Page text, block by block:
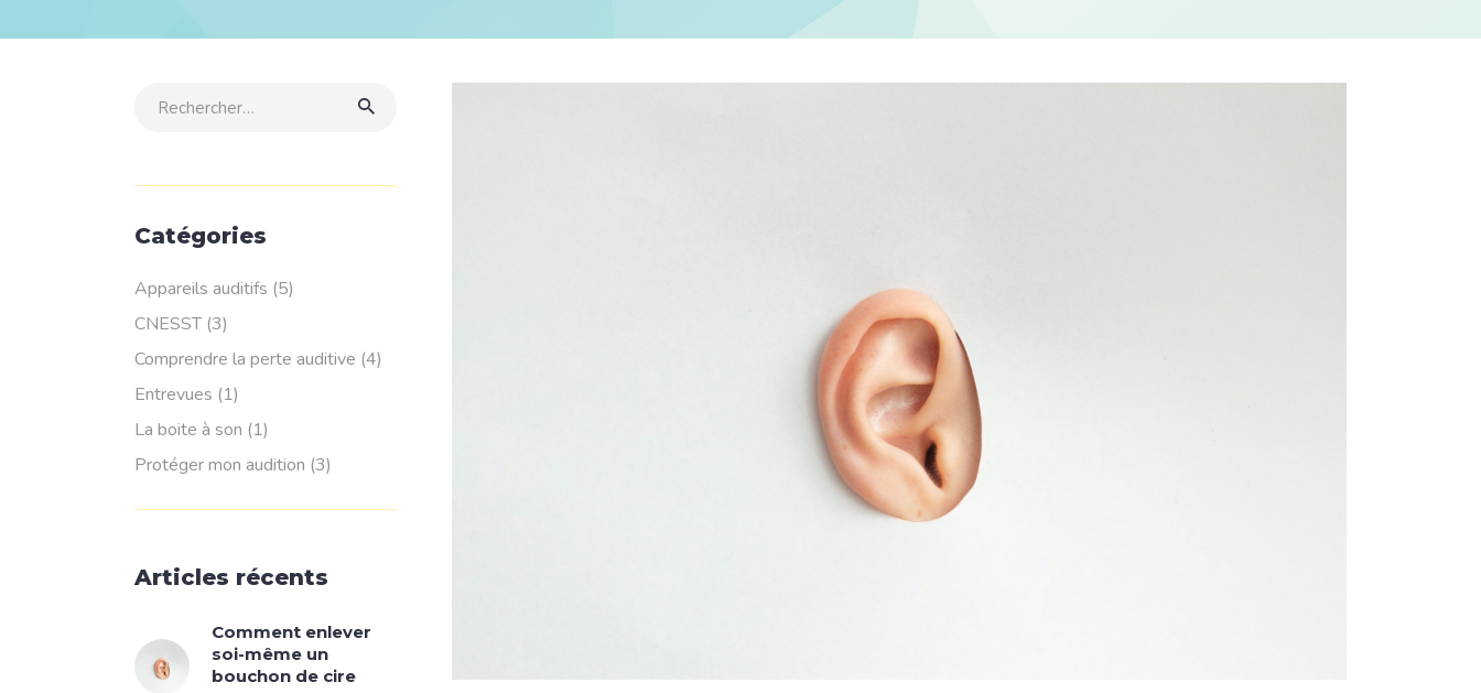
Rechercher:
Catégories
Appareils auditifs (5)
CNESST (3)
Comprendre la perte auditive (4)
Entrevues (1)
La boite à son (1)
Protéger mon audition (3)
Articles récents
Comment enlever
soi-même un
bouchon de cire